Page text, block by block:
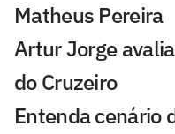
Matheus Pereira
Artur Jorge
do Cruzeiro
Entenda cenário